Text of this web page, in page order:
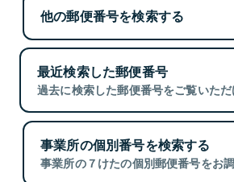
他の郵便番号を検索する
最近検索した郵便番号
過去に検索した郵便番号をご覧いただ
事業所の個別番号を検索する
事業所の７けたの個別郵便番号をお調